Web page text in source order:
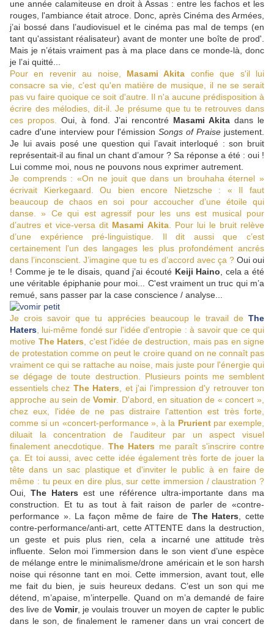
une année calamiteuse en droit à Assas : entre les fachos et les
rouges, l'ambiance était atroce. Donc, après Cinéma des Armées,
j’ai bossé dans l’audiovisuel et le cinéma pas mal de temps (en
tant qu'assistant réalisateur) avant de monter une boîte de prod'.
Mais je n’étais vraiment pas à ma place dans ce monde-là, donc
je l’ai quitté...
Pour en revenir au noise, Masami Akita confie que s'il lui
consacre sa vie, c'est qu'en matière de musique, il ne se serait
pas vu faire quoique ce soit d'autre. Il n'a aucune prédisposition à
écrire des mélodies, dit-il. Je présume que tu te retrouves dans
ces propos.
Oui, à fond. J’ai rencontré Masami Akita dans le
cadre d'une interview pour l'émission Songs of Praise justement.
Je lui avais posé une question qui l’avait interloqué : son bruit
représentait-il au final un chant d’amour ? Sa réponse a été : oui !
Lui comme moi, nous ne pouvons nous exprimer autrement.
Je comprends : «On ne jouit que dans un brouhaha éternel »
écrivait Kierkegaard. Ou bien encore Nietzsche : « Il faut
beaucoup de chaos en soi pour accoucher d’une étoile qui
danse. » Ce qui est agressif pour les uns est musical pour
d’autres et vice-versa dit Masami Akita. Pour lui le bruit relève
d’une expérience pré-linguistique. Il dit aussi que c’est
certainement l’un des langages les plus profondément ancrés
dans l’inconscient. J’imagine que tu es d’accord avec ça ?Oui oui
! Comme je te le disais, quand j’ai écouté Keiji Haino , cela a été
une véritable épiphanie pour moi... C'est vraiment un truc qui m’a
remué, sans passer par la case conscience / analyse...
Je crois savoir que tu apprécies beaucoup le travail de The
Haters , lui-même fondé sur l'idée d'entropie : à savoir que ce qui
motive The Haters , c'est l'idée de destruction, mais pas en signe
de protestation comme on peut le croire quand on ne connaît pas
vraiment ce qui se rattache au noise, mais juste pour l'énergie qui
se dégage de toute destruction. Plusieurs points me semblent
essentiels chez The Haters , et j'ai l'impression d'y retrouver ton
approche au sein deVomir. D'abord, en situation de « concert »,
chez eux, l'idée de ne pas distraire l'attention est très forte,
comme si un «concert-performance », à la Prurientpar exemple,
diluait la concentration de l'auditeur par un aspect visuel
finalement anecdotique. The Haters me paraît s'inscrire contre
ça. Et toi aussi, avec cette idée également très forte de jouer la
tête dans un sac plastique et d'inviter le public à en faire de
même : tu peux en dire plus, sur cette immersion / claustration ?
Oui, The Haters est une référence ultra-importante dans ma
construction. Et tu as tout à fait raison de parler de «contre-
performance ». La façon même de faire de The Haters , cette
contre-performance/anti-art, cette ATTENTE dans la destruction,
un geste et puis plus rien, cela a incarné une attitude très
influente. Selon moi l’immersion dans le son vient d’une espèce
de mélange entre le minimalisme/drone américain et le son harsh
noise qui résonne tant en moi. Cette immersion, avant tout, elle
me fait du bien, je suis heureux dedans. C’est un son qui me
détend, m’apaise, m’interpelle. Quand on m’a demandé de faire
des live de Vomir, je voulais trouver un moyen de capter le public
dans le son, de finalement le ramener dans un vrai concert de